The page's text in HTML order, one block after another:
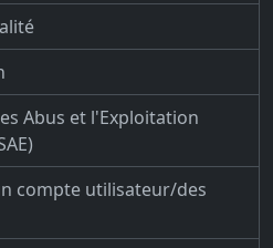
Abus et l'Exploitation
compte utilisateur/des